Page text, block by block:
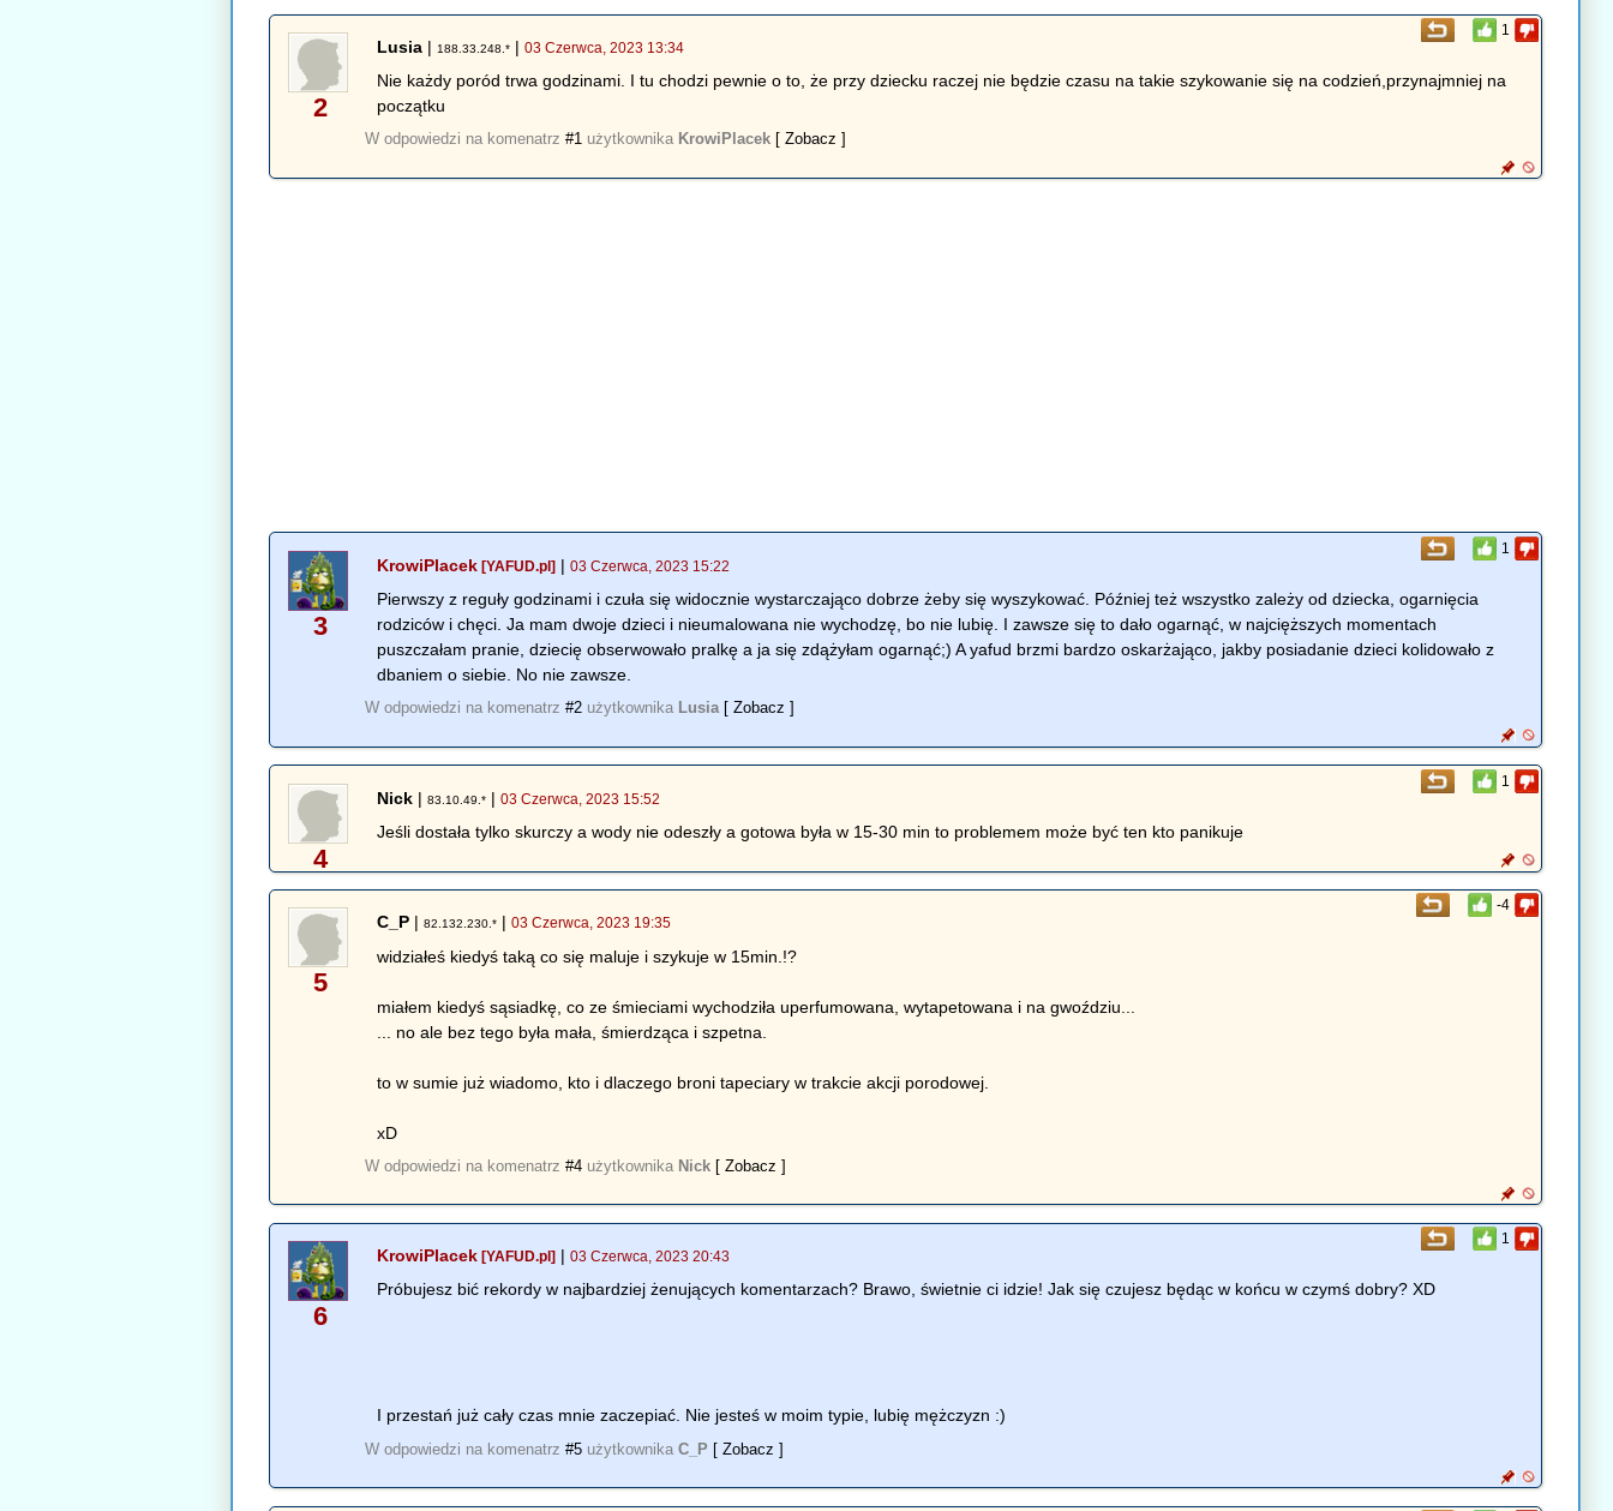
1
2
Lusia | 188.33.248.* |03 Czerwca, 2023 13:34
Nie każdy poród trwa godzinami. I tu chodzi pewnie o to, że przy dziecku raczej nie będzie czasu na takie szykowanie się na codzień,przynajmniej na
początku
W odpowiedzi na komenatrz#1 użytkownika KrowiPlacek [ Zobacz ]
1
3
KrowiPlacek [YAFUD.pl] |03 Czerwca, 2023 15:22
Pierwszy z reguły godzinami i czuła się widocznie wystarczająco dobrze żeby się wyszykować. Później też wszystko zależy od dziecka, ogarnięcia
rodziców i chęci. Ja mam dwoje dzieci i nieumalowana nie wychodzę, bo nie lubię. I zawsze się to dało ogarnąć, w najcięższych momentach
puszczałam pranie, dziecię obserwowało pralkę a ja się zdążyłam ogarnąć;) A yafud brzmi bardzo oskarżająco, jakby posiadanie dzieci kolidowało z
dbaniem o siebie. No nie zawsze.
W odpowiedzi na komenatrz#2 użytkownika Lusia [ Zobacz ]
1
4
Nick |83.10.49.* |03 Czerwca, 2023 15:52
Jeśli dostała tylko skurczy a wody nie odeszły a gotowa była w 15-30 min to problemem może być ten kto panikuje
-4
5
C_P |82.132.230.* |03 Czerwca, 2023 19:35
widziałeś kiedyś taką co się maluje i szykuje w 15min.!?
miałem kiedyś sąsiadkę, co ze śmieciami wychodziła uperfumowana, wytapetowana i na gwoździu...
... no ale bez tego była mała, śmierdząca i szpetna.
to w sumie już wiadomo, kto i dlaczego broni tapeciary w trakcie akcji porodowej.
xD
W odpowiedzi na komenatrz#4 użytkownika Nick [ Zobacz ]
1
6
KrowiPlacek [YAFUD.pl] |03 Czerwca, 2023 20:43
Próbujesz bić rekordy w najbardziej żenujących komentarzach? Brawo, świetnie ci idzie! Jak się czujesz będąc w końcu w czymś dobry? XD
I przestań już cały czas mnie zaczepiać. Nie jesteś w moim typie, lubię mężczyzn :)
W odpowiedzi na komenatrz#5 użytkownikaC_P [ Zobacz ]